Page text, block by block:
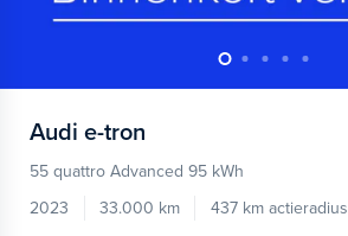
Audi e-tron
55 quattro Advanced 95 kWh
2023
33.000 km 437 km actieradius